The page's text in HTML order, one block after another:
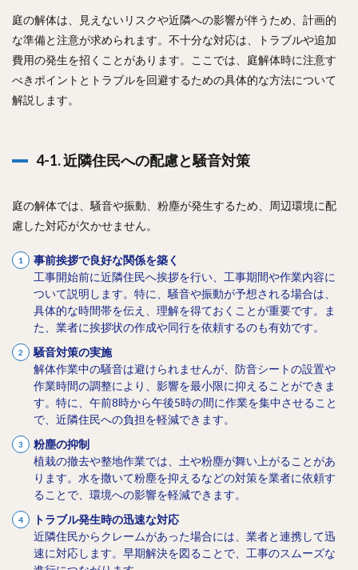
庭の解体は、見えないリスクや近隣への影響が伴うため、計画的
な準備と注意が求められます。不十分な対応は、トラブルや追加
費用の発生を招くことがあります。ここでは、庭解体時に注意す
べきポイントとトラブルを回避するための具体的な方法について
解説します。
4-1. 近隣住民への配慮と騒音対策
庭の解体では、騒音や振動、粉塵が発生するため、周辺環境に配
慮した対応が欠かせません。
事前挨拶で良好な関係を築く
工事開始前に近隣住民へ挨拶を行い、工事期間や作業内容に
ついて説明します。特に、騒音や振動が予想される場合は、
具体的な時間帯を伝え、理解を得ておくことが重要です。ま
た、業者に挨拶状の作成や同行を依頼するのも有効です。
騒音対策の実施
解体作業中の騒音は避けられませんが、防音シートの設置や
作業時間の調整により、影響を最小限に抑えることができま
す。特に、午前8時から午後5時の間に作業を集中させること
で、近隣住民への負担を軽減できます。
粉塵の抑制
植栽の撤去や整地作業では、土や粉塵が舞い上がることがあ
ります。水を撒いて粉塵を抑えるなどの対策を業者に依頼す
ることで、環境への影響を軽減できます。
トラブル発生時の迅速な対応
近隣住民からクレームがあった場合には、業者と連携して迅
速に対応します。早期解決を図ることで、工事のスムーズな